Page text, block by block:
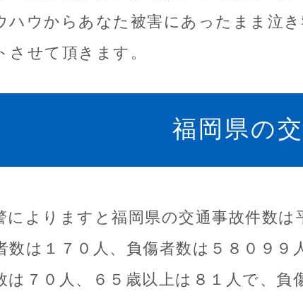
ハウからあなた被害にあったまま泣
させて頂きます。
福岡県の
によりますと福岡県の交通事故件数は
数は１７０人、負傷者数は５８０９
は７０人、６５歳以上は８１人で、負